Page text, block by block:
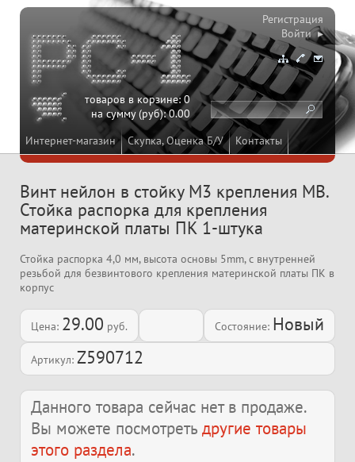
Интернет-магазин Скупка, Оценка Б/У Контакты
товаров в корзине:0
на сумму (руб):0.00
Регистрация
Войти ▸
Винт нейлон в стойку M3 крепления MB.
Стойка распорка для крепления
материнской платы ПК 1-штука
Стойка распорка 4,0 мм, высота основы 5mm, с внутренней
резьбой для безвинтового крепления материнской платы ПК в
корпус
Цена: 29.00 руб. Состояние: Новый
Артикул: Z590712
Данного товара сейчас нет в продаже.
Вы можете посмотреть другие товары
этого раздела.